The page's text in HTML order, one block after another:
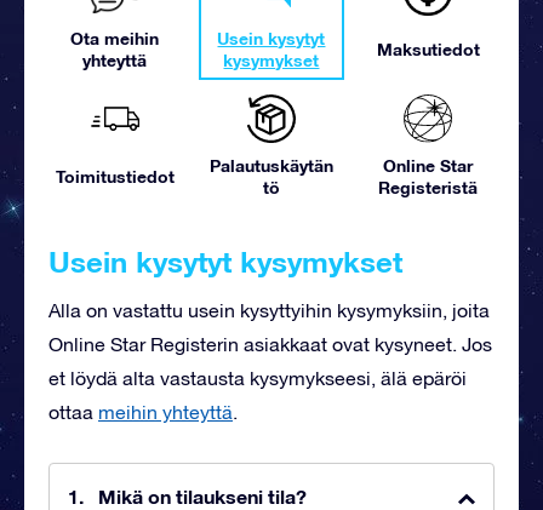
Ota meihin
yhteyttä
Usein kysytyt
kysymykset
Maksutiedot
Toimitustiedot
Palautuskäytän
tö
Online Star
Registeristä
Usein kysytyt kysymykset
Alla on vastattu usein kysyttyihin kysymyksiin, joita
Online Star Registerin asiakkaat ovat kysyneet. Jos
et löydä alta vastausta kysymykseesi, älä epäröi
ottaa meihin yhteyttä.
Mikä on tilaukseni tila?